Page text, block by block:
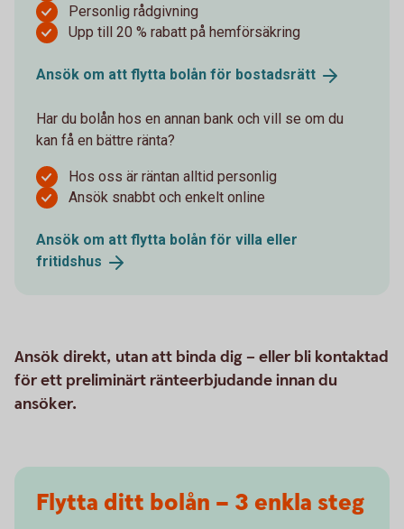
Personlig rådgivning
Upp till 20 % rabatt på hemförsäkring
Ansök om att flytta bolån för bostadsrätt
Har du bolån hos en annan bank och vill se om du
kan få en bättre ränta?
Hos oss är räntan alltid personlig
Ansök snabbt och enkelt online
Ansök om att flytta bolån för villa eller
fritidshus
Ansök direkt, utan att binda dig – eller bli kontaktad
för ett preliminärt ränteerbjudande innan du
ansöker.
Flytta ditt bolån – 3 enkla steg